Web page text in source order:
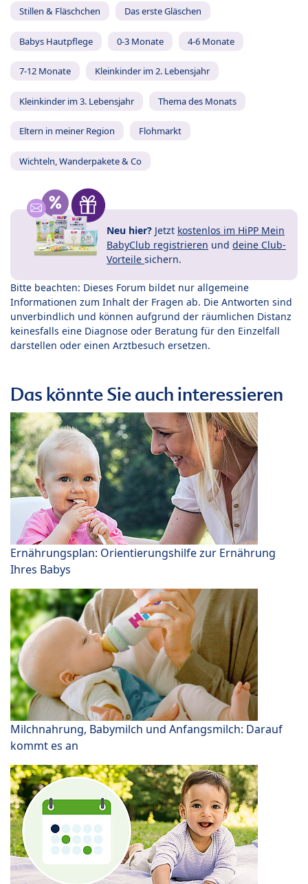
Stillen & Fläschchen Das erste Gläschen
Babys Hautpflege 0-3 Monate 4-6 Monate
7-12 Monate Kleinkinder im 2. Lebensjahr
Kleinkinder im 3. Lebensjahr Thema des Monats
Eltern in meiner Region Flohmarkt
Wichteln, Wanderpakete & Co
Neu hier? Jetzt kostenlos im HiPP Mein
BabyClub registrieren und deine Club-
Vorteile sichern.
Bitte beachten: Dieses Forum bildet nur allgemeine
Informationen zum Inhalt der Fragen ab. Die Antworten sind
unverbindlich und können aufgrund der räumlichen Distanz
keinesfalls eine Diagnose oder Beratung für den Einzelfall
darstellen oder einen Arztbesuch ersetzen.
Das könnte Sie auch interessieren
Ernährungsplan: Orientierungshilfe zur Ernährung
Ihres Babys
Milchnahrung, Babymilch und Anfangsmilch: Darauf
kommt es an